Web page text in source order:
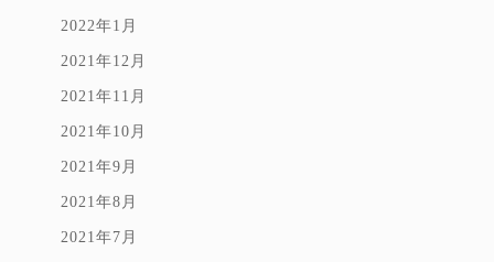
2022年1月
2021年12月
2021年11月
2021年10月
2021年9月
2021年8月
2021年7月